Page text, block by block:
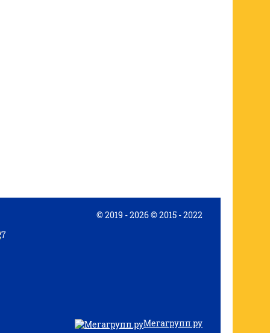
© 2019 - 2026 © 2015 - 2022
Мегагрупп.ру